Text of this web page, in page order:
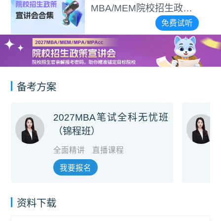
MBA/MEM院校招生政策
免费试听
备考方案
2027MBA笔试全科无忧班
（锦程班）
全面精讲 直播课程
我要报名
资料下载